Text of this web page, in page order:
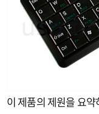
이 제품의 제원을 요약